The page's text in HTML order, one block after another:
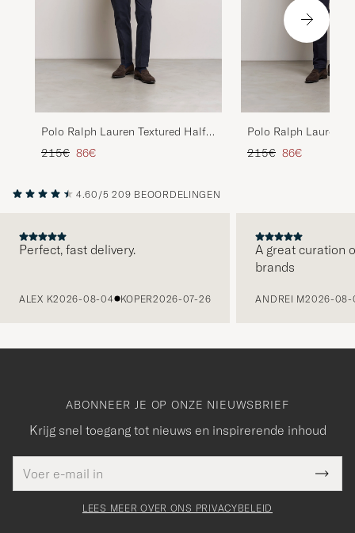
Polo Ralph Lauren Textured Half
Zip Camel Melange
Reguliere prijs
215€ Verlaagd prijs
86€
Polo Ralph Lauren
Zip Andover Heather
Reguliere prijs
215€ Verlaagd prijs
86€
4.60/5 209 BEOORDELINGEN
Perfect, fast delivery.
ALEX K2026-08-04 KOPER2026-07-26
A great curation
brands
ANDREI M2026-08-
ABONNEER JE OP ONZE NIEUWSBRIEF
Krijg snel toegang tot nieuws en inspirerende inhoud
mailadres
veldBedankt
voor
LEES MEER OVER ONS PRIVACYBELEID